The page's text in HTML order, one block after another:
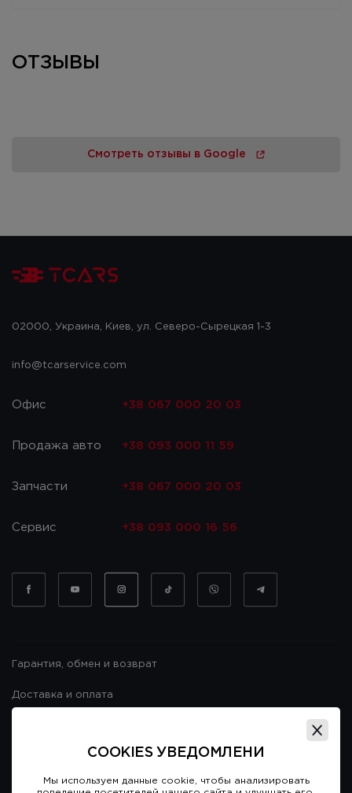
ОТЗЫВЫ
Смотреть отзывы в Google
02000, Украина, Киев, ул. Северо-Сырецкая 1-3
info@tcarservice.com
Офис +38 067 000 20 03
Продажа авто +38 093 000 11 59
Запчасти +38 067 000 20 03
Сервис +38 093 000 16 56
Гарантия, обмен и возврат
Доставка и оплата
Договор публичной оферты
COOKIES УВЕДОМЛЕНИ
Мы используем данные cookie, чтобы анализировать